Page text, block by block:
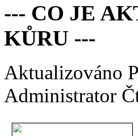
--- CO JE
KŮRU ---
Aktualizováno
Administrator